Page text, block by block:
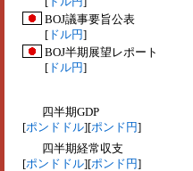
BOJ議事要旨公表
[ ドル円]
BOJ半期展望レポート
[ ドル円]
四半期GDP
[ポンドドル][ポンド円]
四半期経常収支
[ポンドドル][ポンド円]